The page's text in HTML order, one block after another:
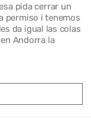
pida cerrar un
permiso i tenemos
da igual las colas
Andorra la